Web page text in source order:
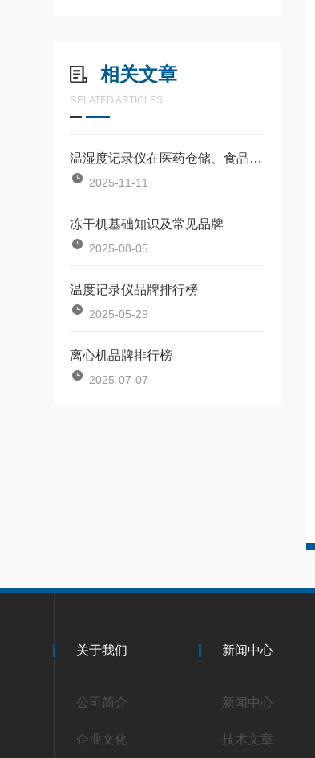
相关文章
RELATED ARTICLES
温湿度记录仪在医药仓储、食品冷链等关键领域的应用场景分析
2025-11-11
冻干机基础知识及常见品牌
2025-08-05
温度记录仪品牌排行榜
2025-05-29
离心机品牌排行榜
2025-07-07
关于我们
公司简介
企业文化
新闻中心
新闻中心
技术文章